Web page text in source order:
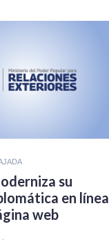
su
en línea
web